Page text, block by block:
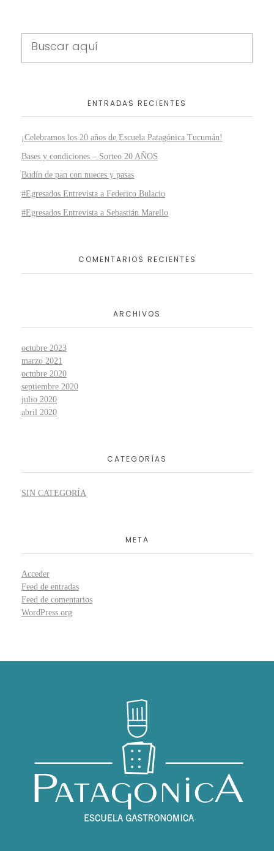
ENTRADAS RECIENTES
¡Celebramos los 20 años de Escuela Patagónica Tucumán!
Bases y condiciones – Sorteo 20 AÑOS
Budín de pan con nueces y pasas
#Egresados Entrevista a Federico Bulacio
#Egresados Entrevista a Sebastián Marello
COMENTARIOS RECIENTES
ARCHIVOS
octubre 2023
marzo 2021
octubre 2020
septiembre 2020
julio 2020
abril 2020
CATEGORÍAS
SIN CATEGORÍA
META
Acceder
Feed de entradas
Feed de comentarios
WordPress.org